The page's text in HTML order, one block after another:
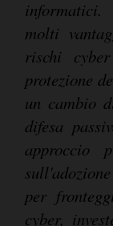
molti
rischi
protezione
un cambio
difesa
approccio
per
cyber,